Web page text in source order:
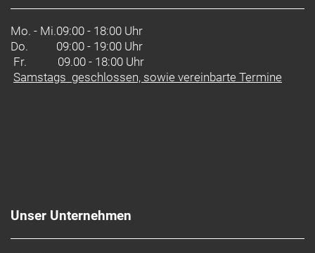
Mo. - Mi.09:00 - 18:00 Uhr
Do.
09:00 - 19:00 Uhr
Fr. 09.00 - 18:00 Uhr
Samstags geschlossen, sowie vereinbarte Termine
Unser Unternehmen